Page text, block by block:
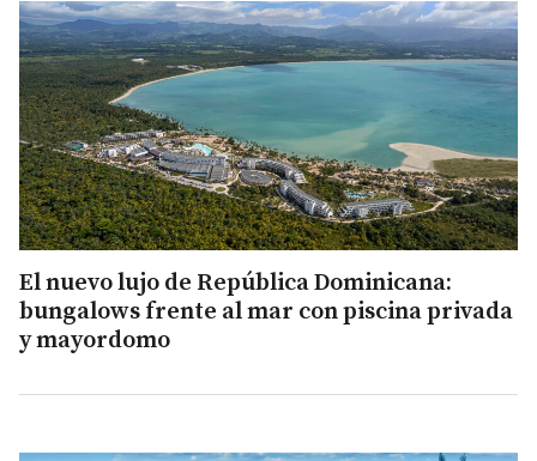
El nuevo lujo de República Dominicana:
bungalows frente al mar con piscina privada
y mayordomo